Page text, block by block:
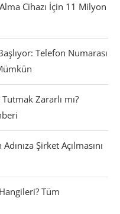
Cihazı İçin 11 Milyon
Telefon Numarası
Zararlı mı?
Şirket Açılmasını
Tüm